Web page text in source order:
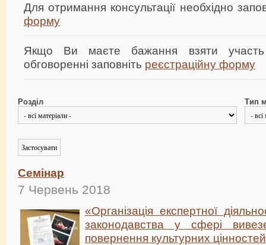
Для отримання консультації необхідно
форму
Якщо Ви маєте бажання взяти
обговоренні заповніть реєстраційну форму
Розділ Тип
Семінар
7 Червень 2018
«Організація експертної
законодавства у сфері
повернення культурних